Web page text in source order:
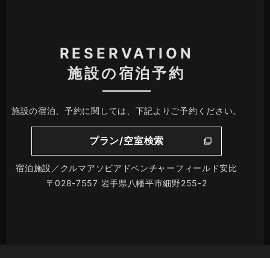
RESERVATION
施設の宿泊予約
施設の宿泊、予約に関しては、下記よりご予約ください。
プラン/空室検索
宿泊施設／クルマアソビアドベンチャーフィールド安比
〒028-7557 岩手県八幡平市細野255-2